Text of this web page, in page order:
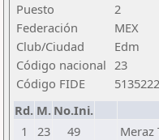
Puesto
2
Federación
MEX
Club/Ciudad
Edm
Código nacional 23
Código FIDE
5135222
Rd. M. No.Ini.
1
23 49 Meraz